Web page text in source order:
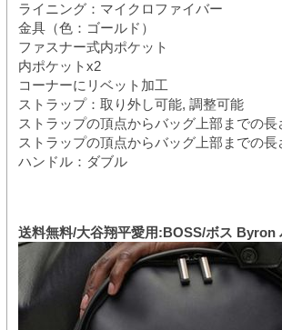
ライニング：マイクロファイバー
金具（色：ゴールド）
ファスナー式内ポケット
内ポケットx2
コーナーにリベット加工
ストラップ：取り外し可能, 調整可能
ストラップの頂点からバッグ上部までの
ストラップの頂点からバッグ上部までの
ハンドル：ダブル
送料無料/大谷翔平愛用:BOSS/ボス Byron